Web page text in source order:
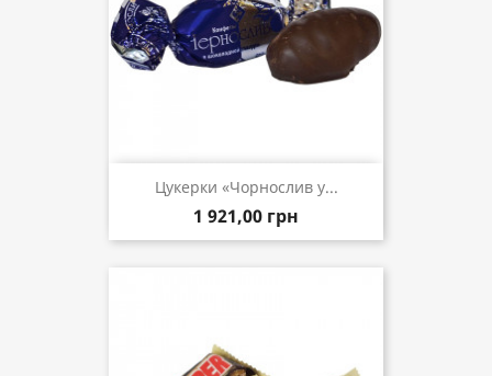
Цукерки «Чорнослив у...
1 921,00 грн